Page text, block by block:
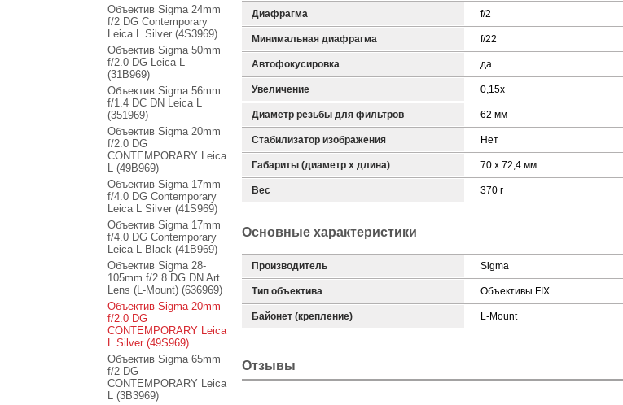
Диафрагма f/2
Минимальная диафрагма f/22
Автофокусировка да
Увеличение 0,15x
Диаметр резьбы для фильтров 62 мм
Стабилизатор изображения Нет
Габариты (диаметр х длина) 70 x 72,4 мм
Вес 370 г
Основные характеристики
Производитель Sigma
Тип объектива Объективы FIX
Байонет (крепление) L-Mount
Отзывы
Объектив Sigma 24mm
f/2 DG Contemporary
Leica L Silver (4S3969)
Объектив Sigma 50mm
f/2.0 DG Leica L
(31B969)
Объектив Sigma 56mm
f/1.4 DC DN Leica L
(351969)
Объектив Sigma 20mm
f/2.0 DG
CONTEMPORARY Leica
L (49B969)
Объектив Sigma 17mm
f/4.0 DG Contemporary
Leica L Silver (41S969)
Объектив Sigma 17mm
f/4.0 DG Contemporary
Leica L Black (41B969)
Объектив Sigma 28-
105mm f/2.8 DG DN Art
Lens (L-Mount) (636969)
Объектив Sigma 20mm
f/2.0 DG
CONTEMPORARY Leica
L Silver (49S969)
Объектив Sigma 65mm
f/2 DG
CONTEMPORARY Leica
L (3B3969)